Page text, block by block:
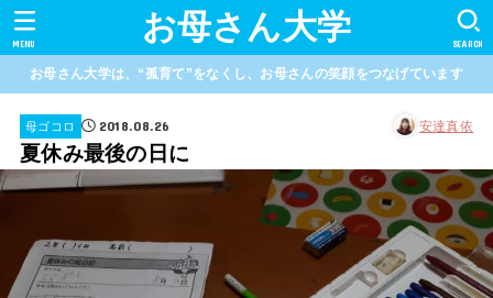
お母さん大学 SEARCH
MENU
お母さん大学は、“孤育て”をなくし、お母さんの笑顔をつなげています
母ゴコロ 2018.08.26 安達真依
夏休み最後の日に